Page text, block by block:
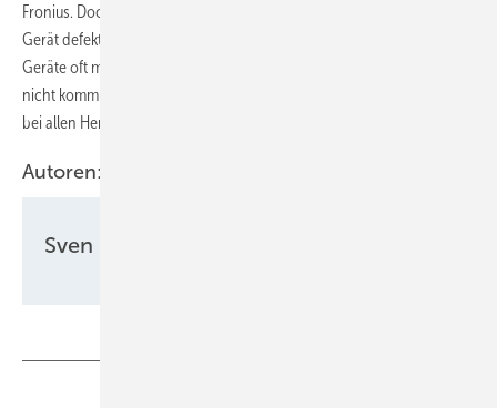
Fronius. Doch viele andere Hersteller setzen auf den Ersatz, wenn ein
Gerät defekt ist. Doch auch hier besteht das Problem, dass neue
Geräte oft mit den vor einigen Jahren verbauten Wechselrichtern
nicht kommunizieren können. Hier wäre eine Abwärtskompatibilität
bei allen Herstellern wünschenswert, ist aber oft Fehlanzeige. (su)
Autoren:
Sven Ullrich